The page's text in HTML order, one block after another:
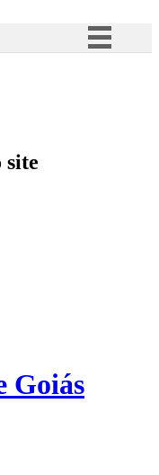
à informação
site
Goiás